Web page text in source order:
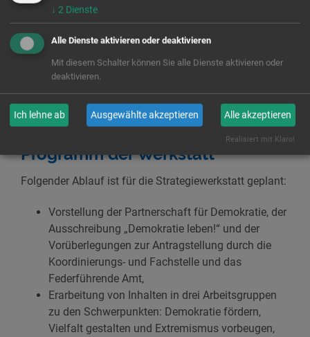
der Partnerschaft für Demokratie zu erarbeiten. Im
Rahmen der Vorgaben des Ministeriums können wir
Schwerpunkte setzen, Ziele formulieren und
Maßnahmen planen. Diese Planungen bestimmen
darüber, welche Projekte zukünftig im Rahmen der
Partnerschaft für Demokratie und des LHP gefördert
werden können.
Programm der Werkstatt
Folgender Ablauf ist für die Strategiewerkstatt geplant:
Vorstellung der Partnerschaft für Demokratie, der
Ausschreibung „Demokratie leben!“ und der
Vorüberlegungen zur Antragstellung durch die
Koordinierungs- und Fachstelle und das
Federführende Amt,
Erarbeitung von Inhalten in drei Arbeitsgruppen
zu den Schwerpunkten: Demokratie fördern,
Vielfalt gestalten und Extremismus vorbeugen,
↓ 2 Dienste
Alle Dienste aktivieren oder deaktivieren
Mit diesem Schalter können Sie alle Dienste aktivieren oder
deaktivieren.
Ich lehne ab Ausgewählte akzeptieren Alle akzeptieren
Realisiert mit Klaro!